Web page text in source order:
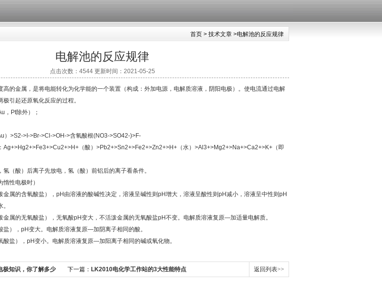
首页 > 技术文章 >电解池的反应规律
电解池的反应规律
点击次数：4544 更新时间：2021-05-25
高的金属，是将电能转化为化学能的一个装置（构成：外加电源，电解质溶液，阴阳电极）。使电流通过电解
引起还原氧化反应的过程。
，Pt除外）；
）>S2->I->Br->Cl->OH->含氧酸根(NO3->SO42-)>F-
Ag+>Hg2+>Fe3+>Cu2+>H+（酸）>Pb2+>Sn2+>Fe2+>Zn2+>H+（水）>Al3+>Mg2+>Na+>Ca2+>K+（即
（酸）后离子先放电，氢（酸）前铝后的离子看条件。
性电极时）
属的含氧酸盐），pH由溶液的酸碱性决定，溶液呈碱性则pH增大，溶液呈酸性则pH减小，溶液呈中性则pH
属的无氧酸盐），无氧酸pH变大，不活泼金属的无氧酸盐pH不变。电解质溶液复原—加适量电解质。
），pH变大。电解质溶液复原—加阴离子相同的酸。
盐），pH变小。电解质溶液复原—加阳离子相同的碱或氧化物。
极知识，你了解多少 下一篇： LK2010电化学工作站的3大性能特点 返回列表>>